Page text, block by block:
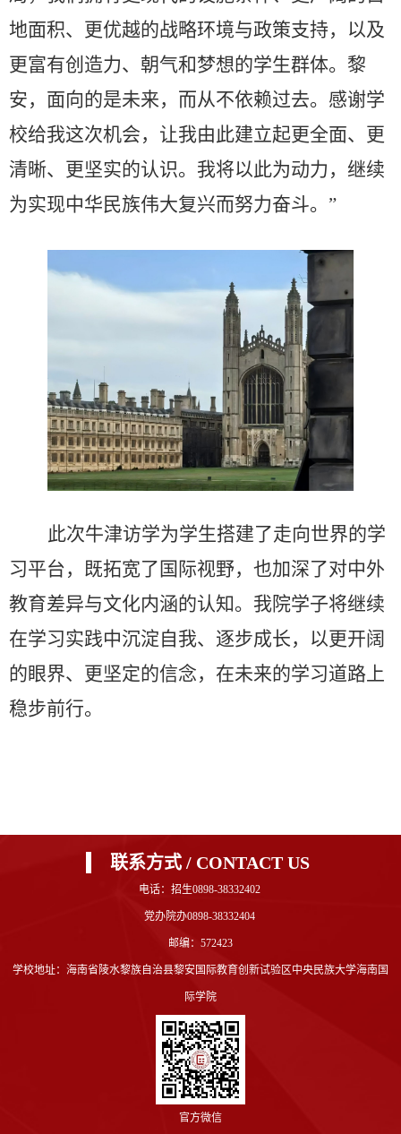
地面积、更优越的战略环境与政策支持，以及
更富有创造力、朝气和梦想的学生群体。黎
安，面向的是未来，而从不依赖过去。感谢学
校给我这次机会，让我由此建立起更全面、更
清晰、更坚实的认识。我将以此为动力，继续
为实现中华民族伟大复兴而努力奋斗。”
此次牛津访学为学生搭建了走向世界的学
习平台，既拓宽了国际视野，也加深了对中外
教育差异与文化内涵的认知。我院学子将继续
在学习实践中沉淀自我、逐步成长，以更开阔
的眼界、更坚定的信念，在未来的学习道路上
稳步前行。
联系方式 / CONTACT US
电话：招生0898-38332402
党办院办0898-38332404
邮编：572423
学校地址：海南省陵水黎族自治县黎安国际教育创新试验区中央民族大学海南国
际学院
官方微信